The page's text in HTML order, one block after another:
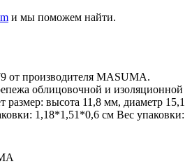
и мы поможем найти.
от производителя MASUMA.
облицовочной и изоляционной
размер: высота 11,8 мм, диаметр 15,1
1,18*1,51*0,6 см Вес упаковки: